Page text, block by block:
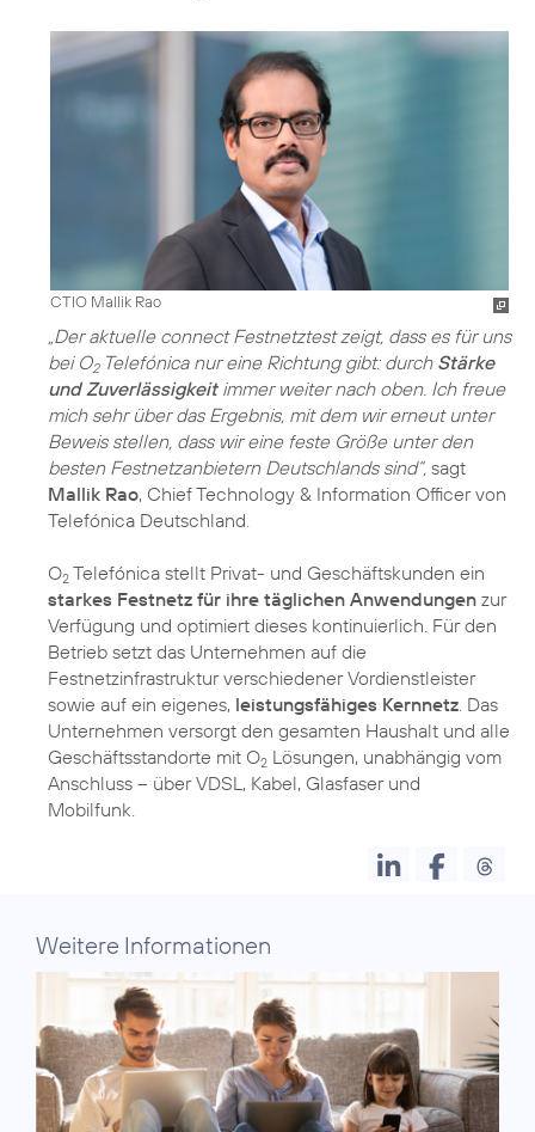
CTIO Mallik Rao
„Der aktuelle connect Festnetztest zeigt, dass es für uns
bei O2Telefónica nur eine Richtung gibt: durch Stärke
und Zuverlässigkeitimmer weiter nach oben. Ich freue
mich sehr über das Ergebnis, mit dem wir erneut unter
Beweis stellen, dass wir eine feste Größe unter den
besten Festnetzanbietern Deutschlands sind“, sagt
Mallik Rao, Chief Technology & Information Officer von
Telefónica Deutschland.
O2 Telefónica stellt Privat- und Geschäftskunden ein
starkes Festnetz für ihre täglichen Anwendungen zur
Verfügung und optimiert dieses kontinuierlich. Für den
Betrieb setzt das Unternehmen auf die
Festnetzinfrastruktur verschiedener Vordienstleister
sowie auf ein eigenes, leistungsfähiges Kernnetz . Das
Unternehmen versorgt den gesamten Haushalt und alle
Geschäftsstandorte mit O2 Lösungen, unabhängig vom
Anschluss – über VDSL, Kabel, Glasfaser und
Mobilfunk.
Weitere Informationen